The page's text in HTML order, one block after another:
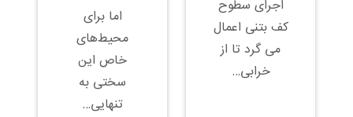
اجرای سطوح
کف بتنی اعمال
می گرد تا از
خرابی…
اما برای
محیط‌های
خاص این
سختی به
تنهایی…